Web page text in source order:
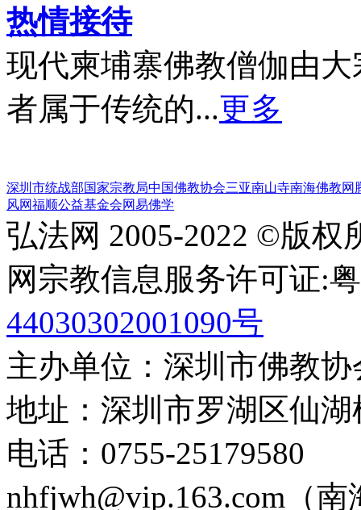
热情接待
现代柬埔寨佛教僧伽由
者属于传统的...更多
深圳市统战部国家宗教局中国佛教协会三亚南山寺南海佛教网
风网福顺公益基金会网易佛学
弘法网 2005-2022 ©版权
网宗教信息服务许可证:
44030302001090号
主办单位：深圳市佛教
地址：深圳市罗湖区仙
电话：0755-25179580
nhfjwh@vip.163.com（南